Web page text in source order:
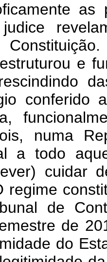
as
e
conferido
numa
a todo
cuidar
regime
de
de
do